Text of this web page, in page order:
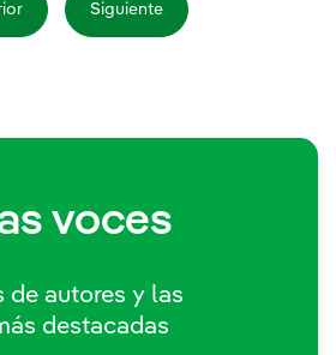
Siguiente
voces
de autores y las
destacadas